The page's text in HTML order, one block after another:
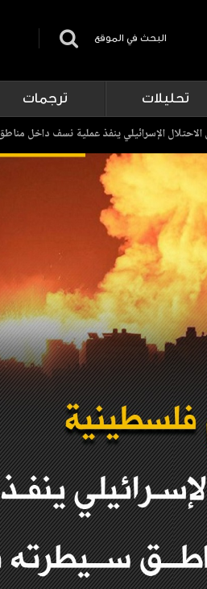
البحث في الموقع
تحليلات ترجمات
الإسرائيلي ينفذ عملية نسف داخل